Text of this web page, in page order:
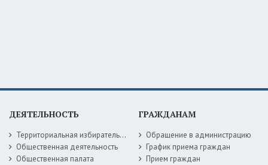
ДЕЯТЕЛЬНОСТЬ
Территориальная избирательная комиссия
Общественная деятельность
Общественная палата
ГРАЖДАНАМ
Обращение в администрацию
График приема граждан
Прием граждан